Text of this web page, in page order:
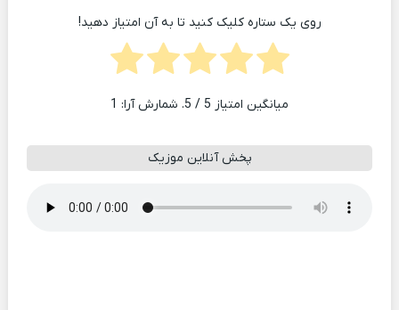
روی یک ستاره کلیک کنید تا به آن امتیاز دهید!
میانگین امتیاز 5 / 5. شمارش آرا: 1
پخش آنلاین موزیک